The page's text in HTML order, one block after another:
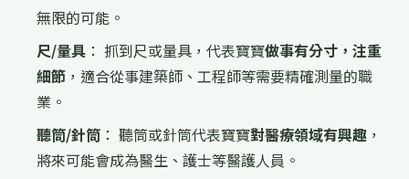
無限的可能。
尺/量具 ： 抓到尺或量具，代表寶寶做事有分寸，注重
細節 ，適合從事建築師、工程師等需要精確測量的職
業。
聽筒/針筒 ： 聽筒或針筒代表寶寶對醫療領域有興趣 ，
將來可能會成為醫生、護士等醫護人員。